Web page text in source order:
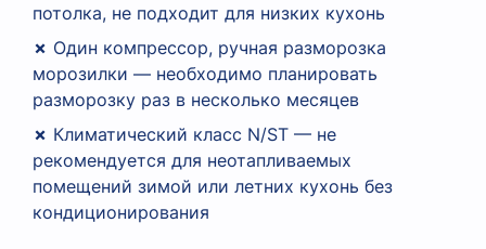
потолка, не подходит для низких кухонь
✗ Один компрессор, ручная разморозка
морозилки — необходимо планировать
разморозку раз в несколько месяцев
✗ Климатический класс N/ST — не
рекомендуется для неотапливаемых
помещений зимой или летних кухонь без
кондиционирования